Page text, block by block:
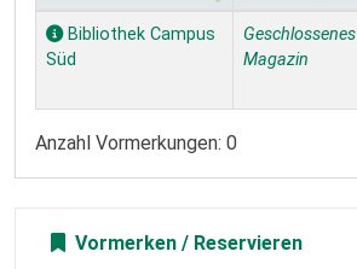
Exemplare
Bibliothek Campus
Süd
Geschlossenes
Magazin
Anzahl Vormerkungen: 0
Vormerken